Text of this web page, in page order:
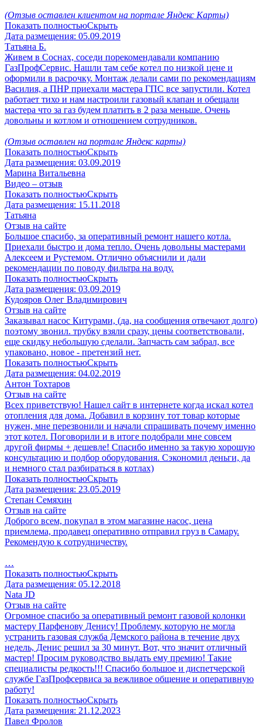
(Отзыв оставлен клиентом на портале Яндекс Карты)
Показать полностьюСкрыть
Дата размещения: 05.09.2019
Татьяна Б.
Живем в Соснах, соседи порекомендавали компанию
ГазПрофСервис. Нашли там себе котел по низкой цене и
оформили в расрочку. Монтаж делали сами по рекомендациям
Василия, а ПНР приехали мастера ГПС все запустили. Котел
работает тихо и нам настроили газовый клапан и обещали
мастера что за газ будем платить в 2 раза меньше. Очень
довольны и котлом и отношением сотрудников.
(Отзыв оставлен на портале Яндекс карты)
Показать полностьюСкрыть
Дата размещения: 03.09.2019
Марина Витальевна
Видео – отзыв
Показать полностьюСкрыть
Дата размещения: 15.11.2018
Татьяна
Отзыв на сайте
Большое спасибо, за оперативный ремонт нашего котла.
Приехали быстро и дома тепло. Очень довольны мастерами
Алексеем и Рустемом. Отлично объяснили и дали
рекомендации по поводу фильтра на воду.
Показать полностьюСкрыть
Дата размещения: 03.09.2019
Кудояров Олег Владимирович
Отзыв на сайте
Заказывал насос Китурами, (да, на сообщения отвечают долго)
поэтому звонил. трубку взяли сразу, цены соответствовали,
еще скидку небольшую сделали. Запчасть сам забрал, все
упаковано, новое - претензий нет.
Показать полностьюСкрыть
Дата размещения: 04.02.2019
Антон Тохтаров
Отзыв на сайте
Всех приветствую! Нашел сайт в интернете когда искал котел
отопления для дома. Добавил в корзину тот товар которые
нужен, мне перезвонили и начали спрашивать почему именно
этот котел. Поговорили и в итоге подобрали мне совсем
другой фирмы + дешевле! Спасибо именно за такую хорошую
консультацию и подбор оборудования. Сэкономил деньги, да
и немного стал разбираться в котлах)
Показать полностьюСкрыть
Дата размещения: 23.05.2019
Степан Семяхин
Отзыв на сайте
Доброго всем, покупал в этом магазине насос, цена
приемлема, продавец оперативно отправил груз в Самару.
Рекомендую к сотрудничеству.
…
Показать полностьюСкрыть
Дата размещения: 05.12.2018
Nata JD
Отзыв на сайте
Огромное спасибо за оперативный ремонт газовой колонки
мастеру Парфенову Денису! Проблему, которую не могла
устранить газовая служба Демского района в течение двух
недель, Денис решил за 30 минут. Вот, что значит отличный
мастер! Просим руководство выдать ему премию! Такие
специалисты редкость!!! Спасибо большое и диспетчерской
службе ГазПрофсервиса за вежливое общение и оперативную
работу!
Показать полностьюСкрыть
Дата размещения: 21.12.2023
Павел Фролов